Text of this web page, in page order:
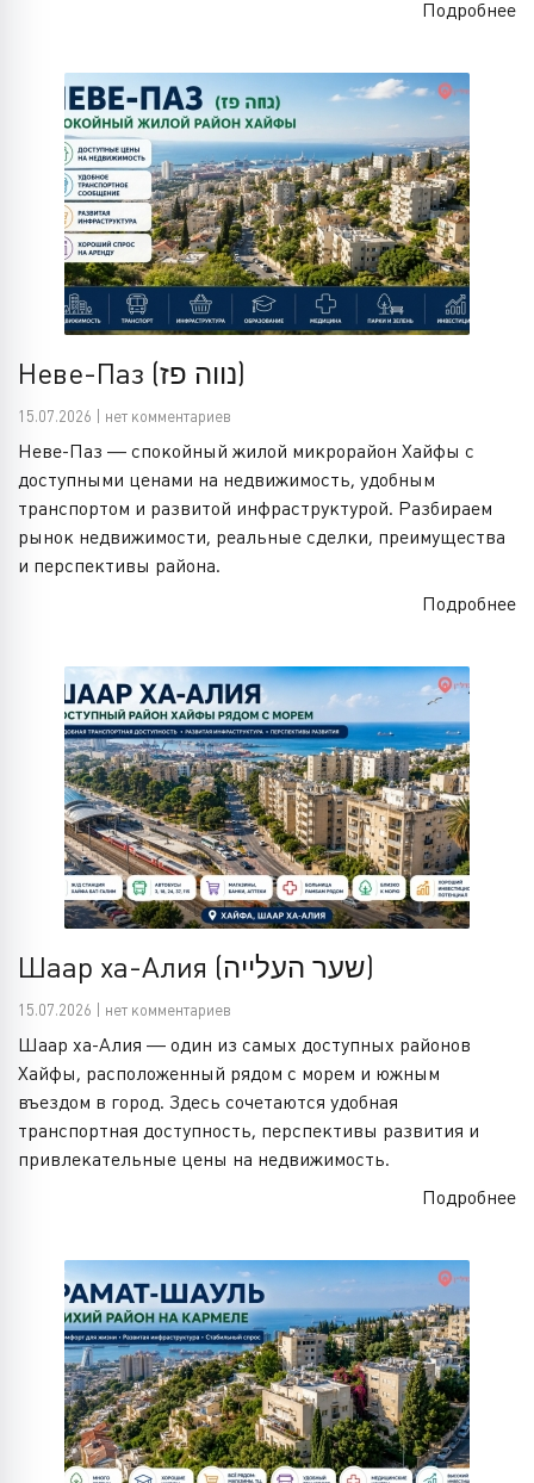
Подробнее
Неве-Паз (נווה פז)
15.07.2026 | нет комментариев
Неве-Паз — спокойный жилой микрорайон Хайфы с
доступными ценами на недвижимость, удобным
транспортом и развитой инфраструктурой. Разбираем
рынок недвижимости, реальные сделки, преимущества
и перспективы района.
Подробнее
Шаар ха-Алия (שער העלייה)
15.07.2026 | нет комментариев
Шаар ха-Алия — один из самых доступных районов
Хайфы, расположенный рядом с морем и южным
въездом в город. Здесь сочетаются удобная
транспортная доступность, перспективы развития и
привлекательные цены на недвижимость.
Подробнее